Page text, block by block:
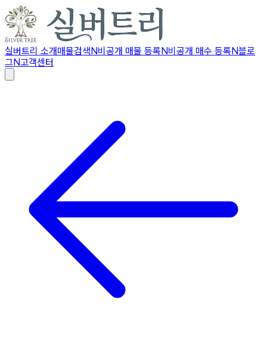
실버트리 소개매물검색N비공개 매물 등록N비공개 매수 등록N블로
그N고객센터